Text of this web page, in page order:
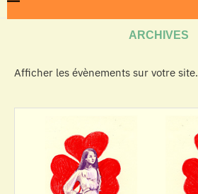
ARCHIVES
Afficher les évènements sur votre site.